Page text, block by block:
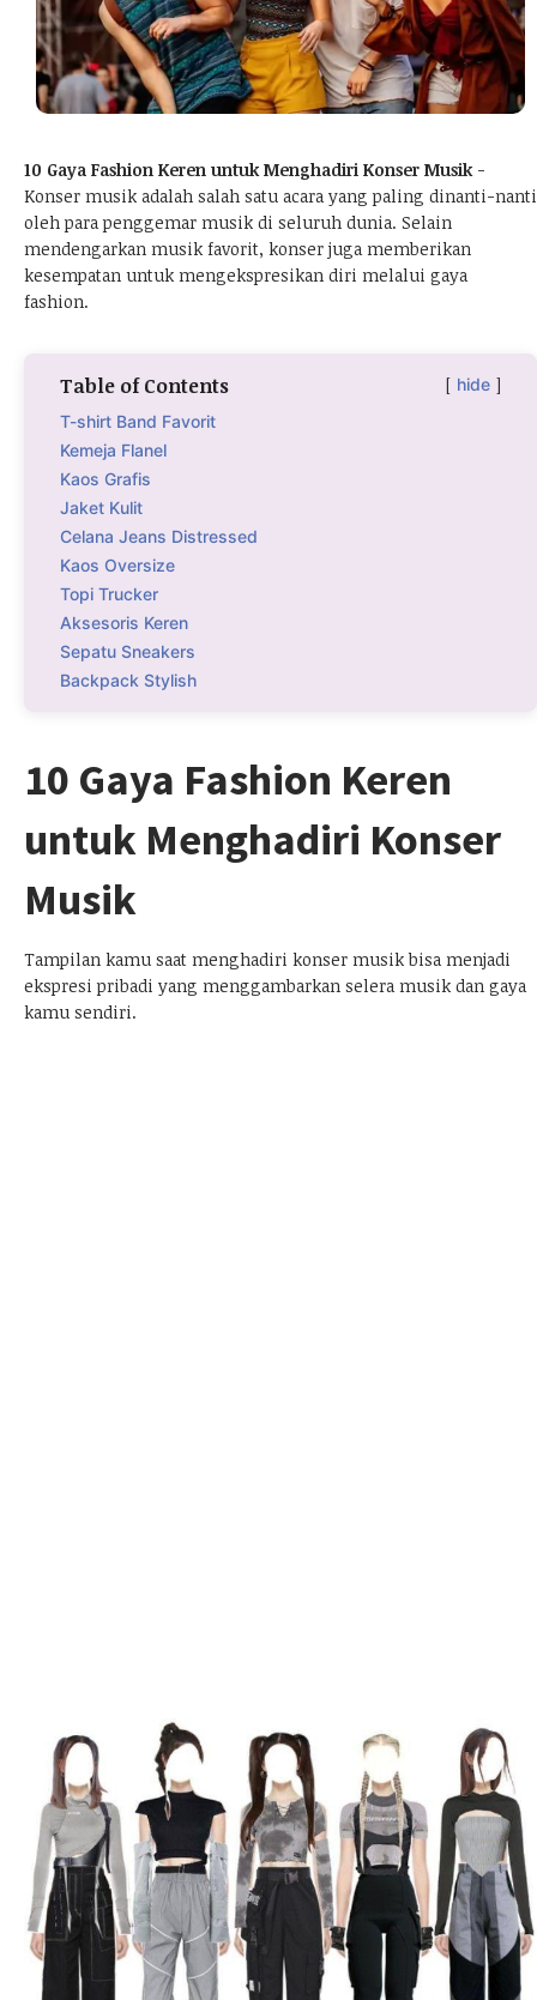
10 Gaya Fashion Keren untuk Menghadiri Konser Musik-
Konser musik adalah salah satu acara yang paling dinanti-nanti
oleh para penggemar musik di seluruh dunia. Selain
mendengarkan musik favorit, konser juga memberikan
kesempatan untuk mengekspresikan diri melalui gaya
fashion.
Table of Contents
hide
T-shirt Band Favorit
Kemeja Flanel
Kaos Grafis
Jaket Kulit
Celana Jeans Distressed
Kaos Oversize
Topi Trucker
Aksesoris Keren
Sepatu Sneakers
Backpack Stylish
10 Gaya Fashion Keren
untuk Menghadiri Konser
Musik
Tampilan kamu saat menghadiri konser musik bisa menjadi
ekspresi pribadi yang menggambarkan selera musik dan gaya
kamu sendiri.